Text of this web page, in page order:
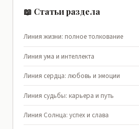
📖 Статьи раздела
Линия жизни: полное толкование
Линия ума и интеллекта
Линия сердца: любовь и эмоции
Линия судьбы: карьера и путь
Линия Солнца: успех и слава